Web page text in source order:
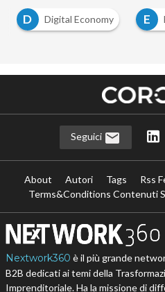
D
Digital Economy E
Seguici
About Autori Tags Rss
Terms&Conditions Contenuti
Nextwork360 è il più grande
B2B dedicati ai temi della
Imprenditoriale. Ha la missione di